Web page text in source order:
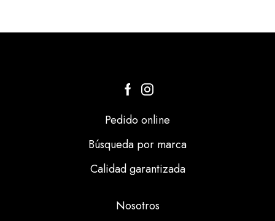
Pedido online
Búsqueda por marca
Calidad garantizada
Nosotros